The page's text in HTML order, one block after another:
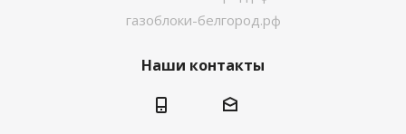
газоблоки-белгород.рф
Наши контакты